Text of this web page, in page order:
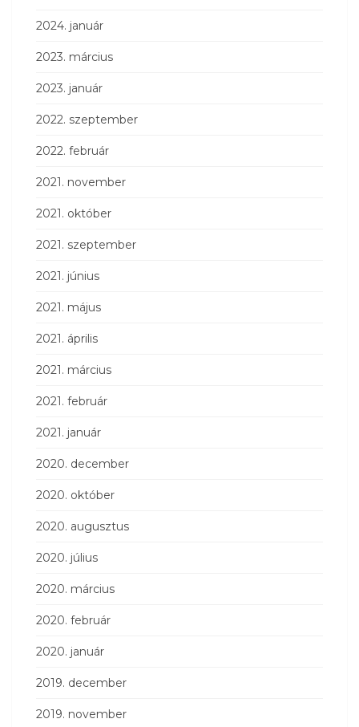
2024. január
2023. március
2023. január
2022. szeptember
2022. február
2021. november
2021. október
2021. szeptember
2021. június
2021. május
2021. április
2021. március
2021. február
2021. január
2020. december
2020. október
2020. augusztus
2020. július
2020. március
2020. február
2020. január
2019. december
2019. november